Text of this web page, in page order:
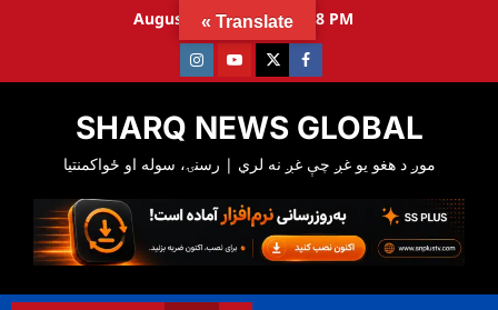
August 11, 2026 7:32:59 PM
Facebook
Twitter
Youtube
Instagram
SHARQ NEWS GLOBAL
Translate »